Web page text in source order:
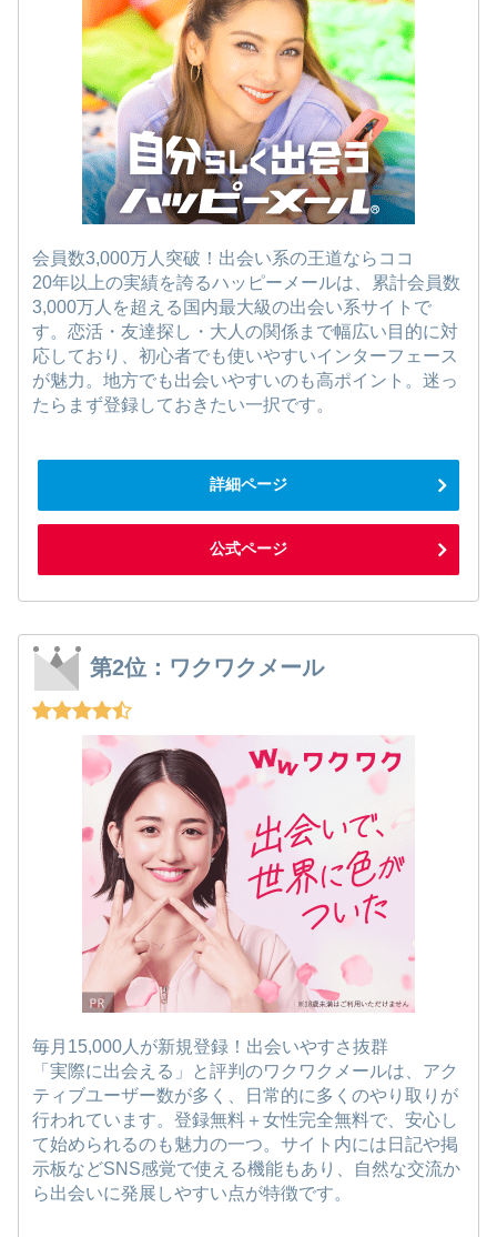
会員数3,000万人突破！出会い系の王道ならココ
20年以上の実績を誇るハッピーメールは、累計会員数
3,000万人を超える国内最大級の出会い系サイトで
す。恋活・友達探し・大人の関係まで幅広い目的に対
応しており、初心者でも使いやすいインターフェース
が魅力。地方でも出会いやすいのも高ポイント。迷っ
たらまず登録しておきたい一択です。
詳細ページ
公式ページ
第2位：ワクワクメール
毎月15,000人が新規登録！出会いやすさ抜群
「実際に出会える」と評判のワクワクメールは、アク
ティブユーザー数が多く、日常的に多くのやり取りが
行われています。登録無料＋女性完全無料で、安心し
て始められるのも魅力の一つ。サイト内には日記や掲
示板などSNS感覚で使える機能もあり、自然な交流か
ら出会いに発展しやすい点が特徴です。